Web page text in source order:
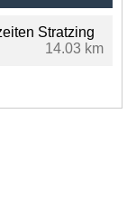
Stratzing
14.03 km